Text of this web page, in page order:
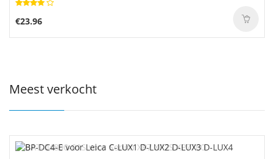
€23.96
Meest verkocht